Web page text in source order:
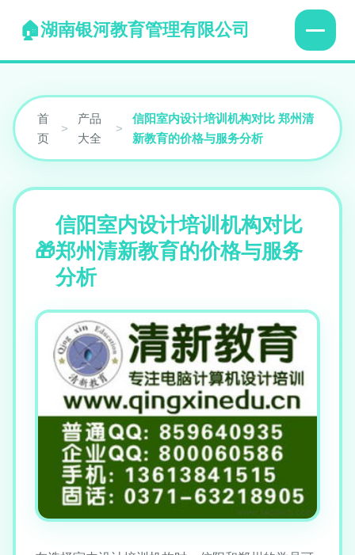
湖南银河教育管理有限公司
首
页
>
产品
大全
>
信阳室内设计培训机构对比 郑州清
新教育的价格与服务分析
信阳室内设计培训机构对比
郑州清新教育的价格与服务
分析